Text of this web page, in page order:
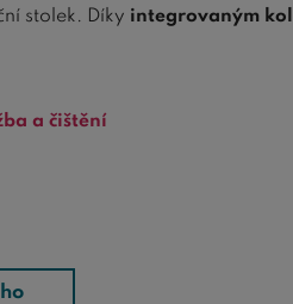
stolek. Díky integrovaným
šuplíku by jste určitě neměli
a čištění